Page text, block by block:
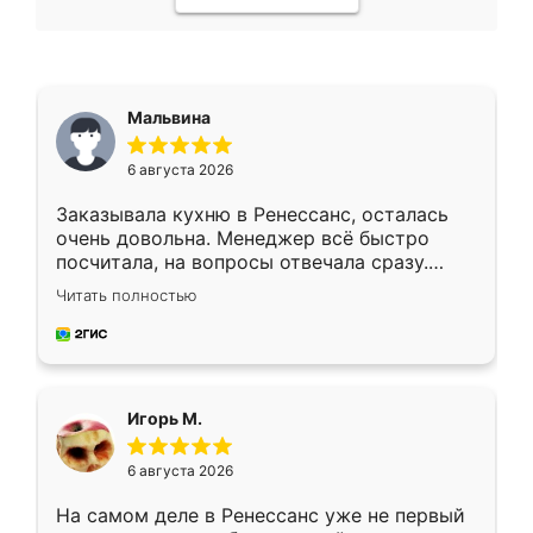
Мальвина
6 августа 2026
Заказывала кухню в Ренессанс, осталась
очень довольна. Менеджер всё быстро
посчитала, на вопросы отвечала сразу.
Замерщик приехал в субботу, подошёл к
делу со всей ответственностью. Собрали
за день, ребята работали аккуратно, даже
Читать полностью
Игорь М.
6 августа 2026
На самом деле в Ренессанс уже не первый